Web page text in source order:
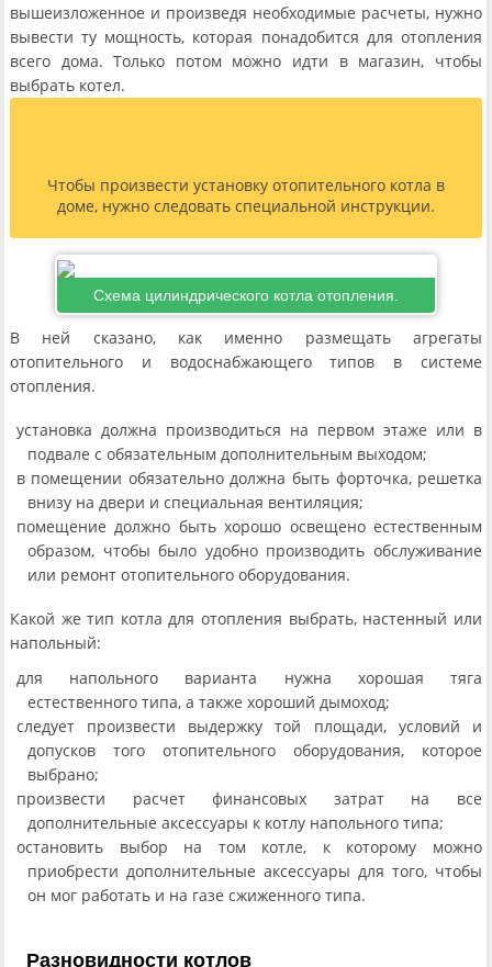
вышеизложенное и произведя необходимые расчеты, нужно
вывести ту мощность, которая понадобится для отопления
всего дома. Только потом можно идти в магазин, чтобы
выбрать котел.
Чтобы произвести установку отопительного котла в
доме, нужно следовать специальной инструкции.
Схема цилиндрического котла отопления.
В ней сказано, как именно размещать агрегаты
отопительного и водоснабжающего типов в системе
отопления.
установка должна производиться на первом этаже или в
подвале с обязательным дополнительным выходом;
в помещении обязательно должна быть форточка, решетка
внизу на двери и специальная вентиляция;
помещение должно быть хорошо освещено естественным
образом, чтобы было удобно производить обслуживание
или ремонт отопительного оборудования.
Какой же тип котла для отопления выбрать, настенный или
напольный:
для напольного варианта нужна хорошая тяга
естественного типа, а также хороший дымоход;
следует произвести выдержку той площади, условий и
допусков того отопительного оборудования, которое
выбрано;
произвести расчет финансовых затрат на все
дополнительные аксессуары к котлу напольного типа;
остановить выбор на том котле, к которому можно
приобрести дополнительные аксессуары для того, чтобы
он мог работать и на газе сжиженного типа.
Разновидности котлов